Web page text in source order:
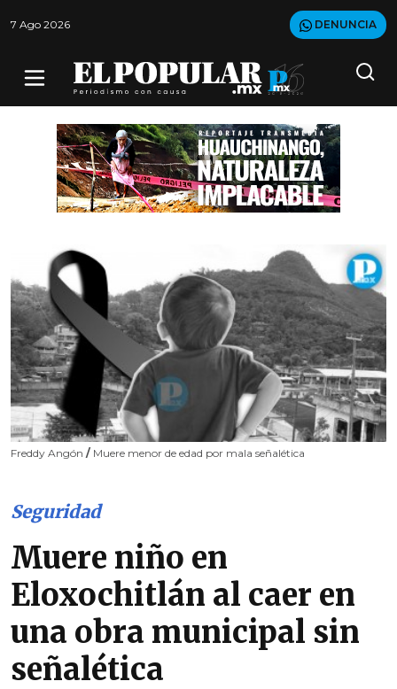
7 Ago 2026 DENUNCIA
Freddy Angón / Muere menor de edad por mala señalética
Seguridad
Muere niño en
Eloxochitlán al caer en
una obra municipal sin
señalética